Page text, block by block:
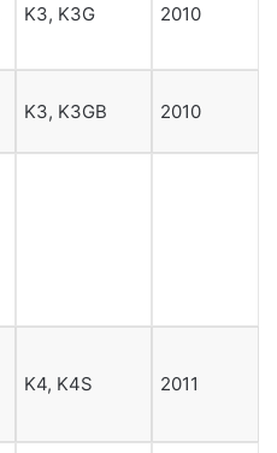
K3, K3G 2010
K3, K3GB 2010
K4, K4S 2011